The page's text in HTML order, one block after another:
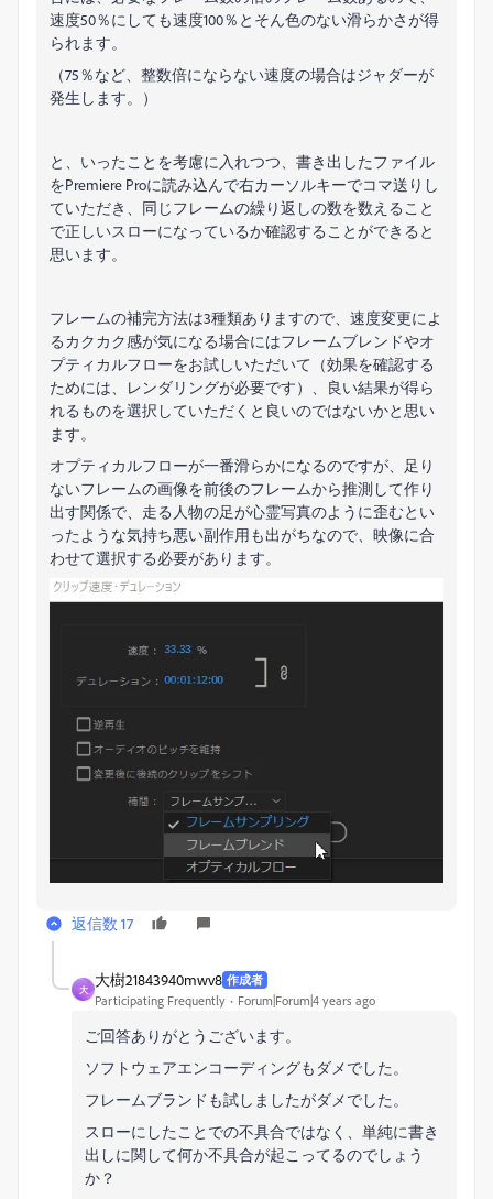
速度50％にしても速度100％とそん色のない滑らかさが得
られます。
（75％など、整数倍にならない速度の場合はジャダーが
発生します。）
と、いったことを考慮に入れつつ、書き出したファイル
をPremiere Proに読み込んで右カーソルキーでコマ送りし
ていただき、同じフレームの繰り返しの数を数えること
で正しいスローになっているか確認することができると
思います。
フレームの補完方法は3種類ありますので、速度変更によ
るカクカク感が気になる場合にはフレームブレンドやオ
プティカルフローをお試しいただいて（効果を確認する
ためには、レンダリングが必要です）、良い結果が得ら
れるものを選択していただくと良いのではないかと思い
ます。
オプティカルフローが一番滑らかになるのですが、足り
ないフレームの画像を前後のフレームから推測して作り
出す関係で、走る人物の足が心霊写真のように歪むとい
ったような気持ち悪い副作用も出がちなので、映像に合
わせて選択する必要があります。
返信数 17
大
大樹21843940mwv8 作成者
Participating Frequently Forum|Forum|4 years ago
ご回答ありがとうございます。
ソフトウェアエンコーディングもダメでした。
フレームブランドも試しましたがダメでした。
スローにしたことでの不具合ではなく、単純に書き
出しに関して何か不具合が起こってるのでしょう
か？